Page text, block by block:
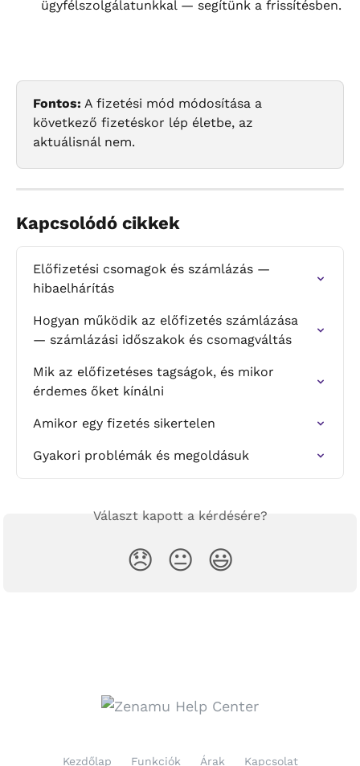
ügyfélszolgálatunkkal — segítünk a frissítésben.
Fontos: A fizetési mód módosítása a
következő fizetéskor lép életbe, az
aktuálisnál nem.
Kapcsolódó cikkek
Előfizetési csomagok és számlázás —
hibaelhárítás
Hogyan működik az előfizetés számlázása
— számlázási időszakok és csomagváltás
Mik az előfizetéses tagságok, és mikor
érdemes őket kínálni
Amikor egy fizetés sikertelen
Gyakori problémák és megoldásuk
Választ kapott a kérdésére?
😞 😐 😃
Kezdőlap Funkciók Árak Kapcsolat